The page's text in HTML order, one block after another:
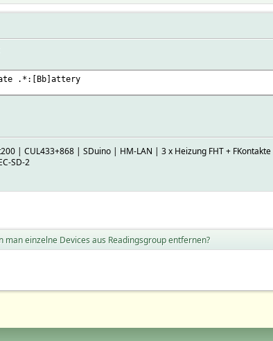
.*:[Bb]attery
| CUL433+868 | SDuino | HM-LAN | 3 x Heizung FHT +
SD-2
man einzelne Devices aus Readingsgroup entfernen?